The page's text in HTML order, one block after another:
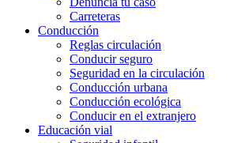
Carreteras
Conducción
Reglas circulación
Conducir seguro
Seguridad en la circulación
Conducción urbana
Conducción ecológica
Conducir en el extranjero
Educación vial